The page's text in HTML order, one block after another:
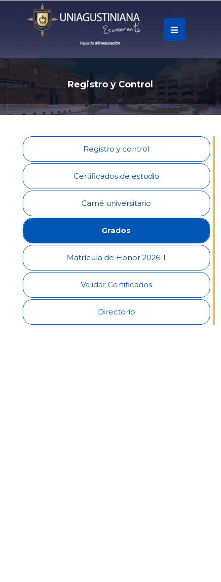
Rápidos
La
Oferta
Académica
Educación
Continua
Admisiones
Investigaciones
Universitaria
Registro y Control
Registro y control
Certificados de estudio
Carné universitario
Grados
Matrícula de Honor 2026-I
Validar Certificados
Directorio